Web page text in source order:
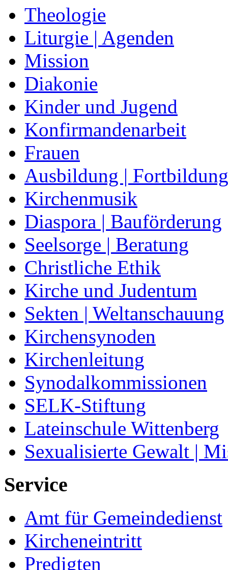
Theologie
Liturgie | Agenden
Mission
Diakonie
Kinder und Jugend
Konfirmandenarbeit
Frauen
Ausbildung | Fortbildung
Kirchenmusik
Diaspora | Bauförderung
Seelsorge | Beratung
Christliche Ethik
Kirche und Judentum
Sekten | Weltanschauung
Kirchensynoden
Kirchenleitung
Synodalkommissionen
SELK-Stiftung
Lateinschule Wittenberg
Sexualisierte Gewalt |
Service
Amt für Gemeindedienst
Kircheneintritt
Predigten